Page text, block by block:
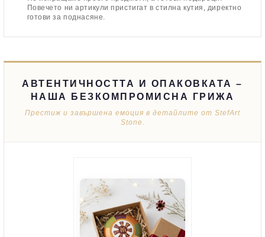
Повечето ни артикули пристигат в стилна кутия, директно
готови за поднасяне.
АВТЕНТИЧНОСТТА И ОПАКОВКАТА –
НАША БЕЗКОМПРОМИСНА ГРИЖА
Престиж и завършена емоция в детайлите от StefArt
Stone.